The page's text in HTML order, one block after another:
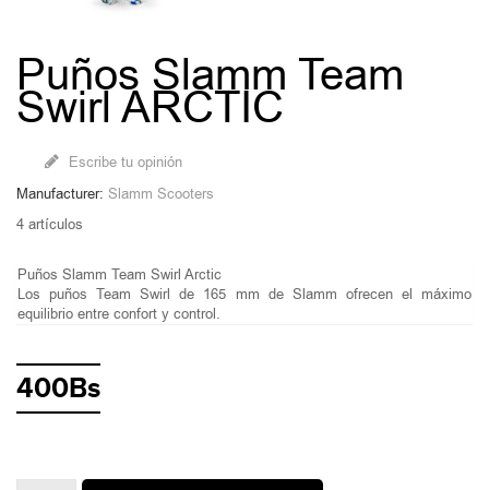
Puños Slamm Team
Swirl ARCTIC
Escribe tu opinión
Manufacturer: Slamm Scooters
4 artículos
Puños Slamm Team Swirl Arctic
Los puños Team Swirl de 165 mm de Slamm ofrecen el máximo
equilibrio entre confort y control.
400Bs